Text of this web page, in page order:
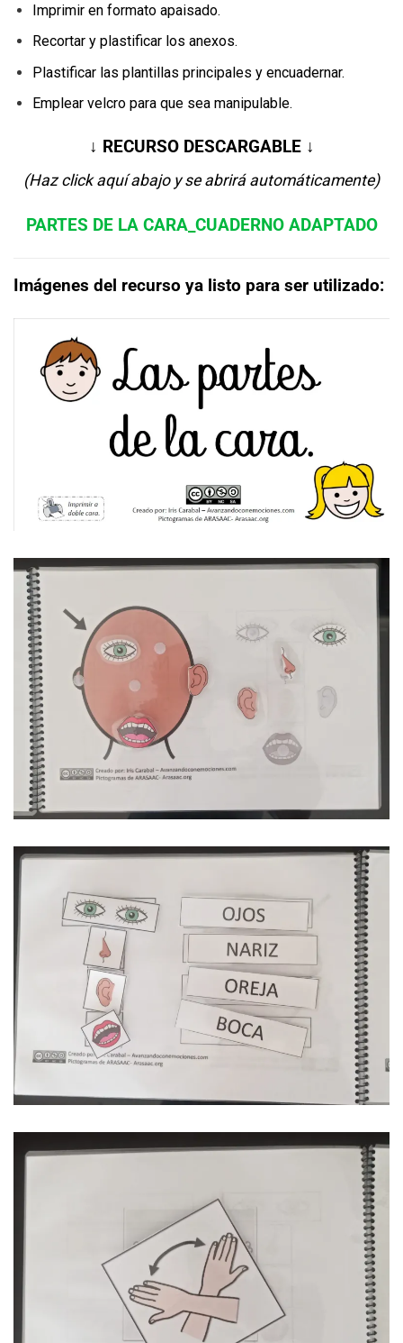
Imprimir en formato apaisado.
Recortar y plastificar los anexos.
Plastificar las plantillas principales y encuadernar.
Emplear velcro para que sea manipulable.
↓ RECURSO DESCARGABLE ↓
(Haz click aquí abajo y se abrirá automáticamente)
PARTES DE LA CARA_CUADERNO ADAPTADO
Imágenes del recurso ya listo para ser utilizado: